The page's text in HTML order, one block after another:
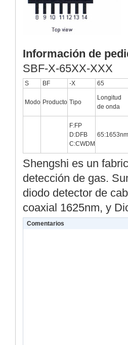
Información de
SBF-X-65XX-XXX
S BF -X 65
Modo Producto Tipo
Longitud
de onda
F:FP
D:DFB
C:CWDM
65:1653nm
Shengshi es un
detección de gas.
diodo detector de
coaxial 1625nm, y
Comentarios